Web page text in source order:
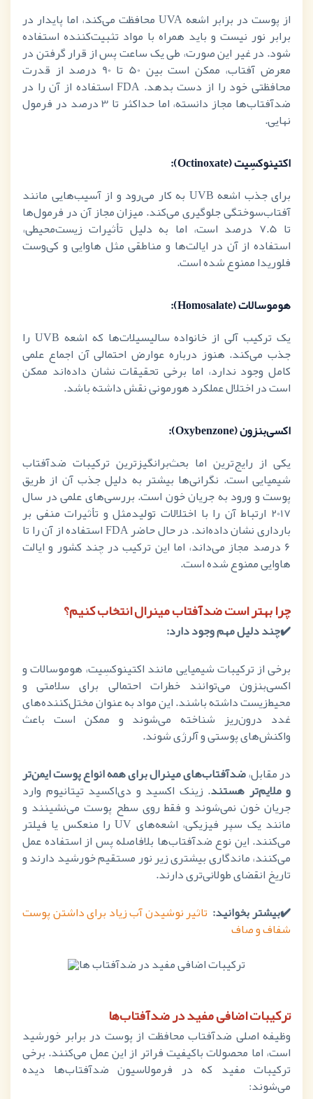
از پوست در برابر اشعهUVAمحافظت می‌کند، اما پایدار در
برابر نور نیست و باید همراه با مواد تثبیت‌کننده استفاده
شود. در غیر این صورت، طی یک ساعت پس از قرار گرفتن در
معرض آفتاب، ممکن است بین 50 تا 90 درصد از قدرت
محافظتی خود را از دست بدهد. FDAاستفاده از آن را در
ضدآفتاب‌ها مجاز دانسته، اما حداکثر تا 3 درصد در فرمول
نهایی.
اکتینوکسِیت (Octinoxate
):
برای جذب اشعهUVB به کار می‌رود و از آسیب‌هایی مانند
آفتاب‌سوختگی جلوگیری می‌کند. میزان مجاز آن در فرمول‌ها
تا 7.5 درصد است، اما به دلیل تأثیرات زیست‌محیطی،
استفاده از آن در ایالت‌ها و مناطقی مثل هاوایی و کی‌وست
فلوریدا ممنوع شده است.
هوموسالات (Homosalate
):
یک ترکیب آلی از خانواده سالیسیلات‌ها که اشعه UVB را
جذب می‌کند. هنوز درباره عوارض احتمالی آن اجماع علمی
کامل وجود ندارد، اما برخی تحقیقات نشان داده‌اند ممکن
است در اختلال عملکرد هورمونی نقش داشته باشد.
اکسی‌بنزون (Oxybenzone
):
یکی از رایج‌ترین اما بحث‌برانگیزترین ترکیبات ضدآفتاب
شیمیایی است. نگرانی‌ها بیشتر به دلیل جذب آن از طریق
پوست و ورود به جریان خون است. بررسی‌های علمی در سال
2017 ارتباط آن را با اختلالات تولیدمثل و تأثیرات منفی بر
بارداری نشان داده‌اند. در حال حاضرFDAاستفاده از آن را تا
6 درصد مجاز می‌داند، اما این ترکیب در چند کشور و ایالت
هاوایی ممنوع شده است.
چرا بهتر است ضدآفتاب مینرال انتخاب کنیم؟
✔️چند دلیل مهم وجود دارد:
برخی از ترکیبات شیمیایی مانند اکتینوکسِیت، هوموسالات و
اکسی‌بنزون می‌توانند خطرات احتمالی برای سلامتی و
محیط‌زیست داشته باشند. این مواد به عنوان مختل‌کننده‌های
غدد درون‌ریز شناخته می‌شوند و ممکن است باعث
واکنش‌های پوستی و آلرژی شوند.
در مقابل،ضدآفتاب‌های مینرال برای همه انواع پوست ایمن‌تر
و ملایم‌تر هستند. زینک اکسید و دی‌اکسید تیتانیوم وارد
جریان خون نمی‌شوند و فقط روی سطح پوست می‌نشینند و
مانند یک سپر فیزیکی، اشعه‌های UVرا منعکس یا فیلتر
می‌کنند. این نوع ضدآفتاب‌ها بلافاصله پس از استفاده عمل
می‌کنند، ماندگاری بیشتری زیر نور مستقیم خورشید دارند و
تاریخ انقضای طولانی‌تری دارند.
✔️بیشتر بخوانید: تاثیر نوشیدن آب زیاد برای داشتن پوست
شفاف و صاف
ترکیبات اضافی مفید در ضدآفتاب‌ها
وظیفه اصلی ضدآفتاب محافظت از پوست در برابر خورشید
است، اما محصولات باکیفیت فراتر از این عمل می‌کنند. برخی
ترکیبات مفید که در فرمولاسیون ضدآفتاب‌ها دیده
می‌شوند: